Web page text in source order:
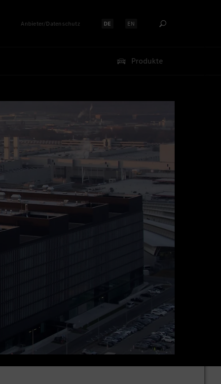
Anbieter/Datenschutz Sprache auswählen:
DE Sprache auswählen:
EN
Produkte